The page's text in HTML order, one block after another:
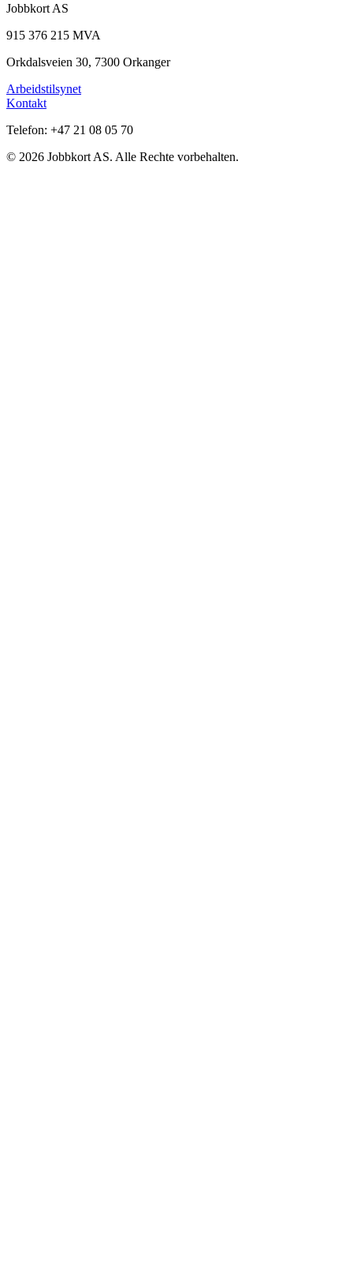
Jobbkort AS
915 376 215 MVA
Orkdalsveien 30, 7300 Orkanger
Arbeidstilsynet
Kontakt
Telefon: +47 21 08 05 70
© 2026 Jobbkort AS. Alle Rechte vorbehalten.